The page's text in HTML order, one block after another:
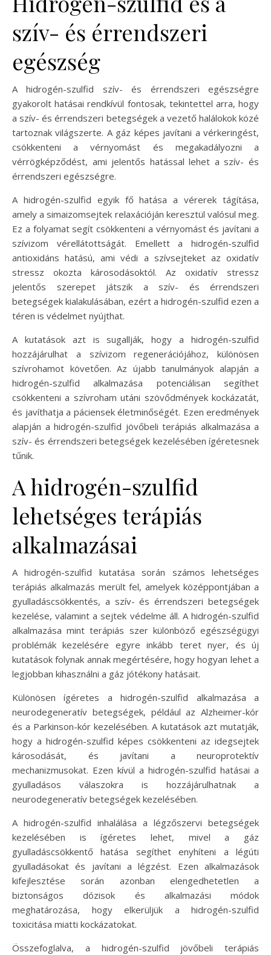
szív- és érrendszeri
egészség
A hidrogén-szulfid szív- és érrendszeri egészségre
gyakorolt hatásai rendkívül fontosak, tekintettel arra, hogy
a szív- és érrendszeri betegségek a vezető halálokok közé
tartoznak világszerte. A gáz képes javítani a vérkeringést,
csökkenteni a vérnyomást és megakadályozni a
vérrögképződést, ami jelentős hatással lehet a szív- és
érrendszeri egészségre.
A hidrogén-szulfid egyik fő hatása a vérerek tágítása,
amely a simaizomsejtek relaxációján keresztül valósul meg.
Ez a folyamat segít csökkenteni a vérnyomást és javítani a
szívizom vérellátottságát. Emellett a hidrogén-szulfid
antioxidáns hatású, ami védi a szívsejteket az oxidatív
stressz okozta károsodásoktól. Az oxidatív stressz
jelentős szerepet játszik a szív- és érrendszeri
betegségek kialakulásában, ezért a hidrogén-szulfid ezen a
téren is védelmet nyújthat.
A kutatások azt is sugallják, hogy a hidrogén-szulfid
hozzájárulhat a szívizom regenerációjához, különösen
szívrohamot követően. Az újabb tanulmányok alapján a
hidrogén-szulfid alkalmazása potenciálisan segíthet
csökkenteni a szívroham utáni szövődmények kockázatát,
és javíthatja a páciensek életminőségét. Ezen eredmények
alapján a hidrogén-szulfid jövőbeli terápiás alkalmazása a
szív- és érrendszeri betegségek kezelésében ígéretesnek
tűnik.
A hidrogén-szulfid
lehetséges terápiás
alkalmazásai
A hidrogén-szulfid kutatása során számos lehetséges
terápiás alkalmazás merült fel, amelyek középpontjában a
gyulladáscsökkentés, a szív- és érrendszeri betegségek
kezelése, valamint a sejtek védelme áll. A hidrogén-szulfid
alkalmazása mint terápiás szer különböző egészségügyi
problémák kezelésére egyre inkább teret nyer, és új
kutatások folynak annak megértésére, hogy hogyan lehet a
legjobban kihasználni a gáz jótékony hatásait.
Különösen ígéretes a hidrogén-szulfid alkalmazása a
neurodegeneratív betegségek, például az Alzheimer-kór
és a Parkinson-kór kezelésében. A kutatások azt mutatják,
hogy a hidrogén-szulfid képes csökkenteni az idegsejtek
károsodását, és javítani a neuroprotektív
mechanizmusokat. Ezen kívül a hidrogén-szulfid hatásai a
gyulladásos válaszokra is hozzájárulhatnak a
neurodegeneratív betegségek kezelésében.
A hidrogén-szulfid inhalálása a légzőszervi betegségek
kezelésében is ígéretes lehet, mivel a gáz
gyulladáscsökkentő hatása segíthet enyhíteni a légúti
gyulladásokat és javítani a légzést. Ezen alkalmazások
kifejlesztése során azonban elengedhetetlen a
biztonságos dózisok és alkalmazási módok
meghatározása, hogy elkerüljük a hidrogén-szulfid
toxicitása miatti kockázatokat.
Összefoglalva, a hidrogén-szulfid jövőbeli terápiás